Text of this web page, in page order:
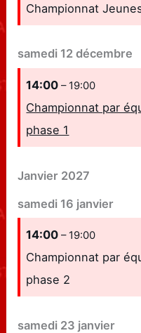
Championnat
samedi 12 décembre
14:00– 19:00
Championnat par
phase 1
Janvier 2027
samedi 16 janvier
14:00– 19:00
Championnat par
phase 2
samedi 23 janvier